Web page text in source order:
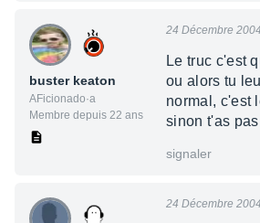
buster keaton
AFicionado·a
Membre depuis 22 ans
24 Décembre
Le truc c'est
ou alors tu
normal, c'est
sinon t'as
signaler
24 Décembre